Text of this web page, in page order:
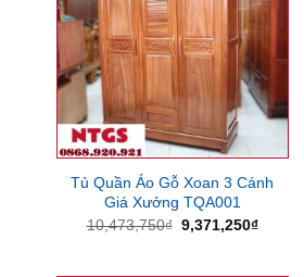
Tủ Quần Áo Gỗ Xoan 3 Cánh
Giá Xưởng TQA001
10,473,750₫ Giá
9,371,250₫Giá